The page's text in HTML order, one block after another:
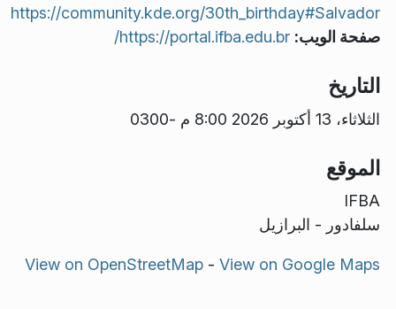
https://community.kde.org/30th_birthday#Salvador
صفحة الويب: https://portal.ifba.edu.br/
التاريخ
الثلاثاء، 13 أكتوبر 2026 8:00 م -0300
الموقع
IFBA
سلفادور - البرازيل
View on OpenStreetMap - View on Google Maps